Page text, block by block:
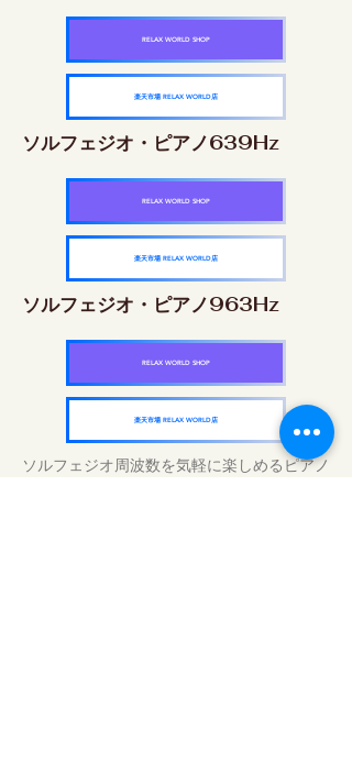
RELAX WORLD SHOP
楽天市場 RELAX WORLD店
ソルフェジオ・ピアノ639Hz
RELAX WORLD SHOP
楽天市場 RELAX WORLD店
ソルフェジオ・ピアノ963Hz
RELAX WORLD SHOP
楽天市場 RELAX WORLD店
ソルフェジオ周波数を気軽に楽しめるピアノ